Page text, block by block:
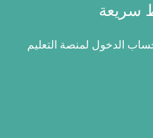
سريعة
الدخول لمنصة التعليم